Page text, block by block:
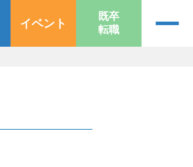
イベント
既卒
転職